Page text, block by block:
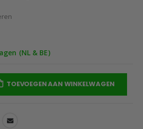
(NL & BE)
TOEVOEGEN AAN WINKELWAGEN